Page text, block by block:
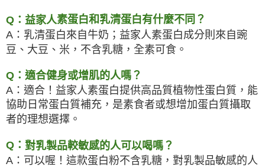
Q： 益家人素蛋白和乳清蛋白有什麼不同？
A：乳清蛋白來自牛奶；益家人素蛋白成分則來自豌
豆、大豆、米，不含乳糖，全素可食。
Q：適合健身或增肌的人嗎？
A：適合！益家人素蛋白提供高品質植物性蛋白質，能
協助日常蛋白質補充，是素食者或想增加蛋白質攝取
者的理想選擇。
Q： 對乳製品較敏感的人可以喝嗎？
A： 可以喔！這款蛋白粉不含乳糖，對乳製品敏感的人